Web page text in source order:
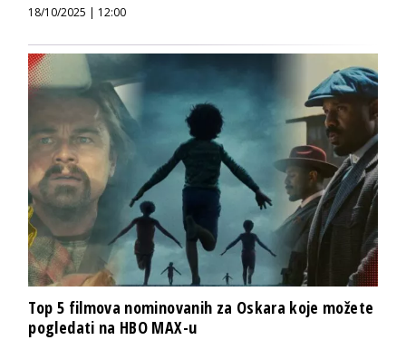
18/10/2025 | 12:00
Top 5 filmova nominovanih za Oskara koje možete
pogledati na HBO MAX-u